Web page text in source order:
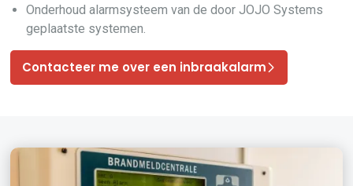
Onderhoud alarmsysteem van de door JOJO Systems
geplaatste systemen.
Contacteer me over een inbraakalarm